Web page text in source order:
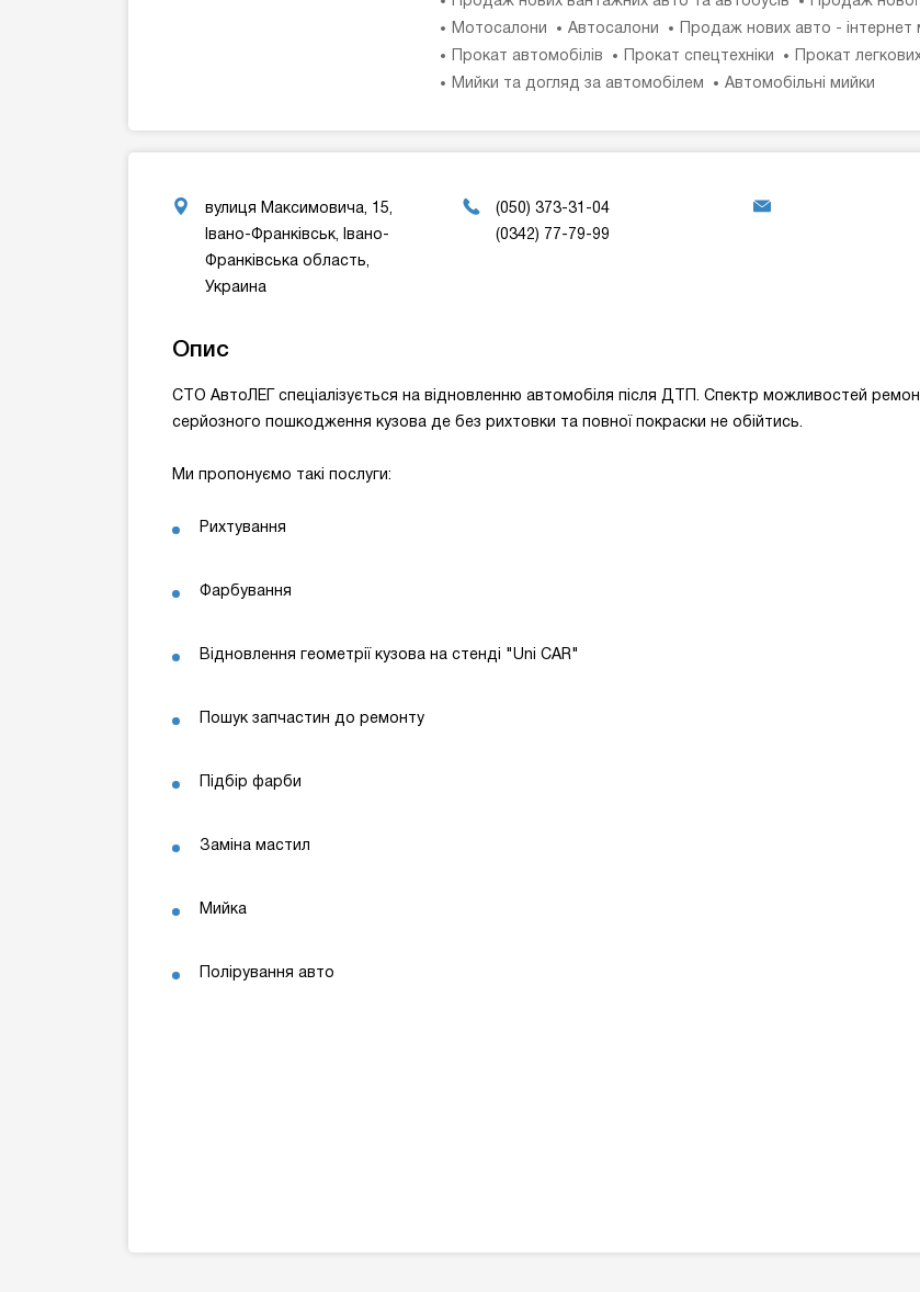
Мотосалони
Автосалони
Продаж нових авто - інтернет
Прокат автомобілів
Прокат спецтехніки
Прокат
Мийки та догляд за автомобілем
Автомобільні мийки
вулиця Максимовича, 15,
Івано-Франківськ, Івано-
Франківська область,
Украина
(050) 373-31-04
(0342) 77-79-99
Опис
СТО АвтоЛЕГ спеціалізується на відновленню автомобіля після ДТП. Спектр можливостей
серйозного пошкодження кузова де без рихтовки та повної покраски не обійтись.
Ми пропонуємо такі послуги:
Рихтування
Фарбування
Відновлення геометрії кузова на стенді "Uni CAR"
Пошук запчастин до ремонту
Підбір фарби
Заміна мастил
Мийка
Полірування авто